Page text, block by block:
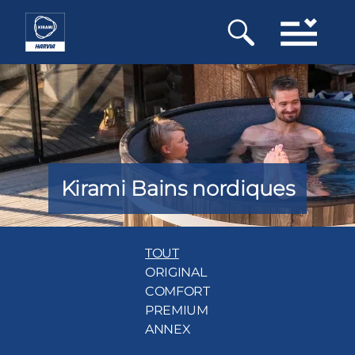
Aller
contenu
principal
Kirami Bains nordiques
TOUT
ORIGINAL
COMFORT
PREMIUM
ANNEX